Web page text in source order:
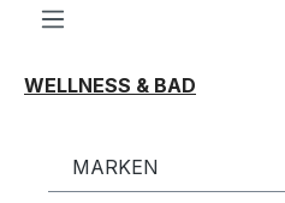
WELLNESS & BAD
MARKEN